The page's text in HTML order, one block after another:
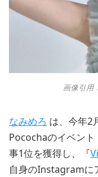
画像引用
なみめろ は、今年2
Pocochaのイベン
事1位を獲得し、『
自身のInstagramに